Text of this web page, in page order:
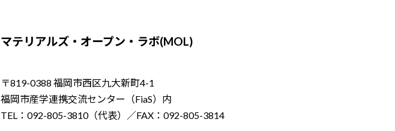
マテリアルズ・オープン・ラボ(MOL)
〒819-0388 福岡市西区九大新町4-1
福岡市産学連携交流センター（FiaS）内
TEL：092-805-3810（代表）／FAX：092-805-3814